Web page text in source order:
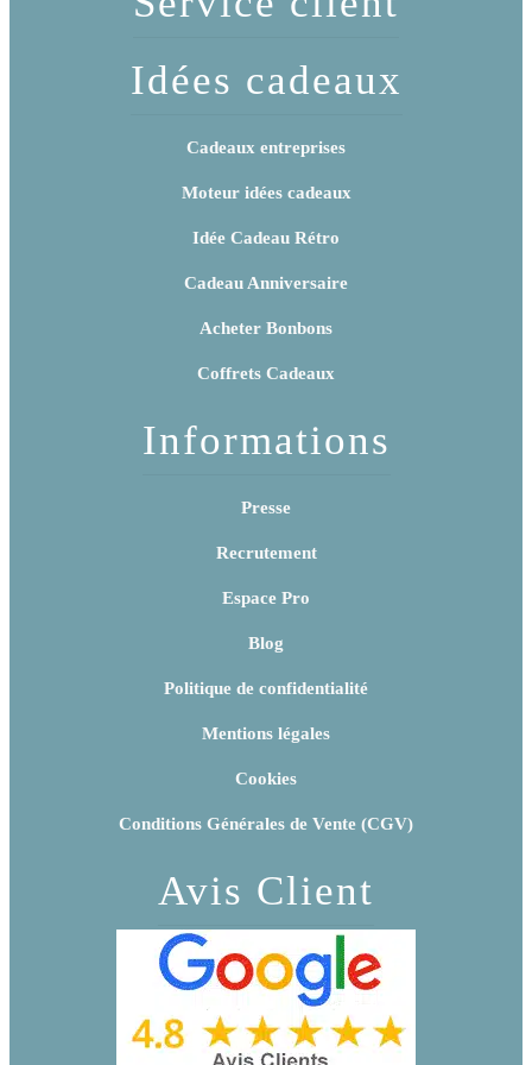
Idées cadeaux
Cadeaux entreprises
Moteur idées cadeaux
Idée Cadeau Rétro
Cadeau Anniversaire
Acheter Bonbons
Coffrets Cadeaux
Informations
Presse
Recrutement
Espace Pro
Blog
Politique de confidentialité
Mentions légales
Cookies
Conditions Générales de Vente (CGV)
Avis Client